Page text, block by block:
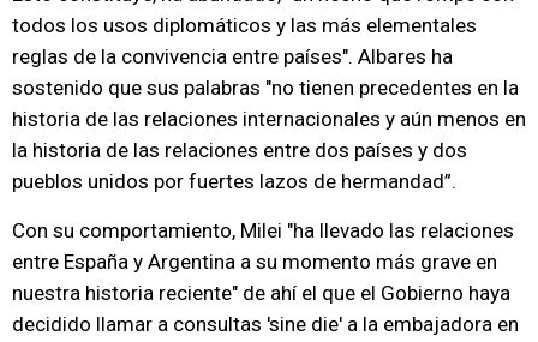
todos los usos diplomáticos y las más elementales
reglas de la convivencia entre países". Albares ha
sostenido que sus palabras "no tienen precedentes en la
historia de las relaciones internacionales y aún menos en
la historia de las relaciones entre dos países y dos
pueblos unidos por fuertes lazos de hermandad”.
Con su comportamiento, Milei "ha llevado las relaciones
entre España y Argentina a su momento más grave en
nuestra historia reciente" de ahí el que el Gobierno haya
decidido llamar a consultas 'sine die' a la embajadora en